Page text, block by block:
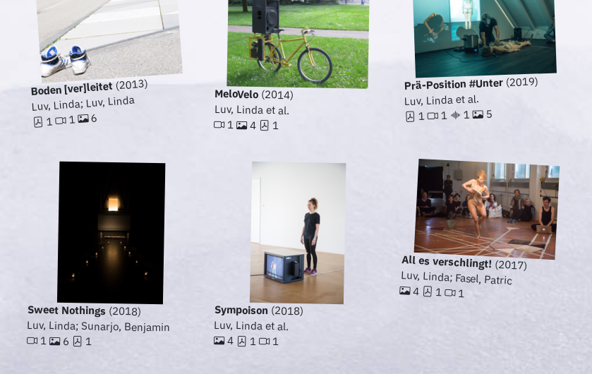
Boden [ver]leitet (2013)
Luv, Linda; Luv, Linda
1 1 6
MeloVelo (2014)
Luv, Linda et al.
1 4 1
Prä-Position #Unter(2019)
Luv, Linda et al.
1 1 1 5
Sweet Nothings (2018)
Luv, Linda; Sunarjo, Benjamin
1 6 1
Sympoison (2018)
Luv, Linda et al.
4 1 1
All es verschlingt! (2017)
Luv, Linda; Fasel, Patric
4 1 1